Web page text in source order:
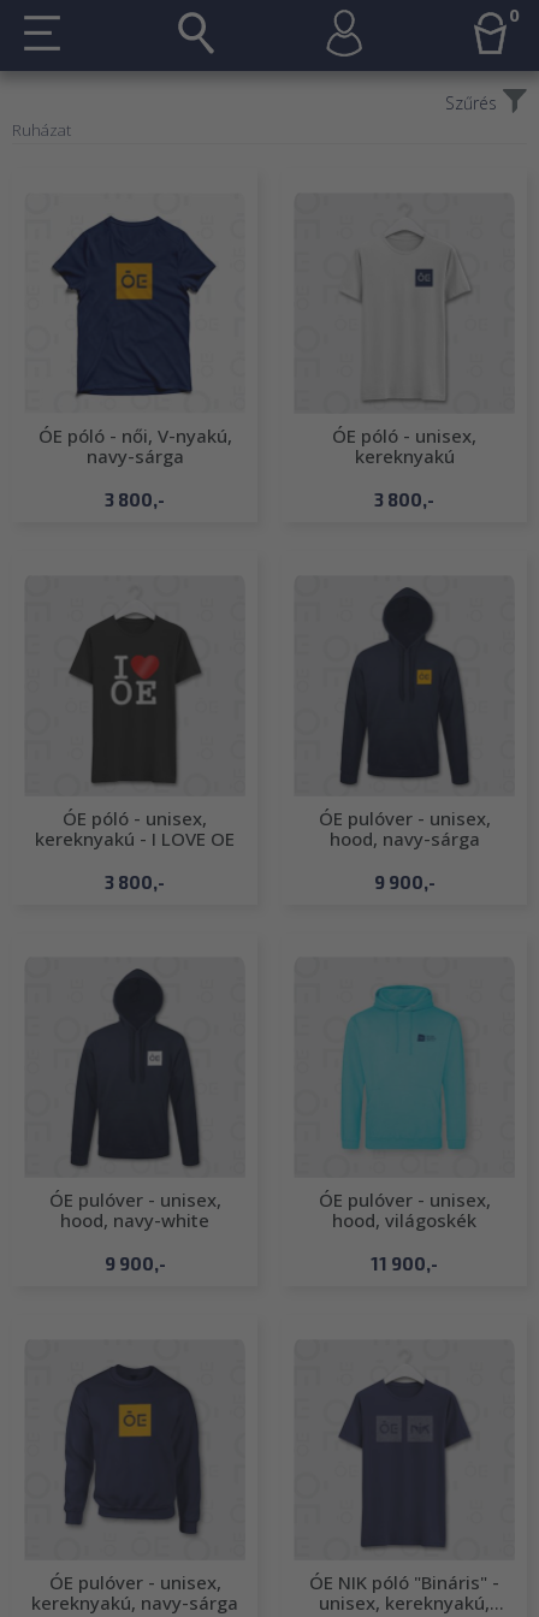
0
Szűrés
Ruházat
3 800,-
ÓE póló - női, V-nyakú,
navy-sárga
3 800,-
ÓE póló - unisex,
kereknyakú
3 800,-
ÓE póló - unisex,
kereknyakú - I LOVE OE
9 900,-
ÓE pulóver - unisex,
hood, navy-sárga
9 900,-
ÓE pulóver - unisex,
hood, navy-white
11 900,-
ÓE pulóver - unisex,
hood, világoskék
ÓE pulóver - unisex,
kereknyakú, navy-sárga
ÓE NIK póló "Bináris" -
unisex, kereknyakú,